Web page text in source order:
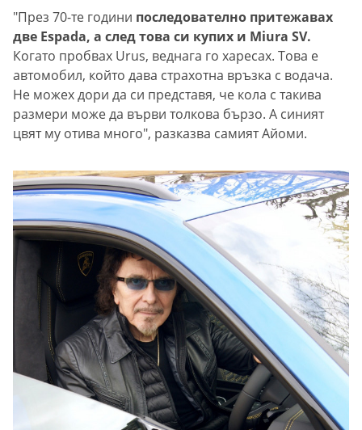
"През 70-те години последователно притежавах
две Espada, а след това си купих и Miura SV.
Когато пробвах Urus, веднага го харесах. Това е
автомобил, който дава страхотна връзка с водача.
Не можех дори да си представя, че кола с такива
размери може да върви толкова бързо. А синият
цвят му отива много", разказва самият Айоми.